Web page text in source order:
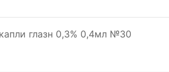
глазн 0,3% 0,4мл №30